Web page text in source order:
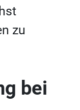
zu
bei